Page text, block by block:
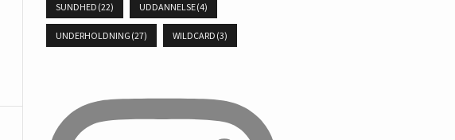
SUNDHED (22) UDDANNELSE(4)
UNDERHOLDNING (27) WILDCARD (3)